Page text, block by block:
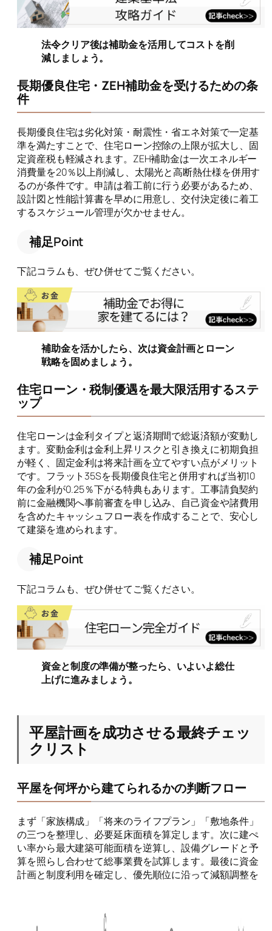
法令クリア後は補助金を活用してコストを削
減しましょう。
長期優良住宅・ZEH補助金を受けるための条
件
長期優良住宅は劣化対策・耐震性・省エネ対策で一定基
準を満たすことで、住宅ローン控除の上限が拡大し、固
定資産税も軽減されます。ZEH補助金は一次エネルギー
消費量を20％以上削減し、太陽光と高断熱仕様を併用す
るのが条件です。申請は着工前に行う必要があるため、
設計図と性能計算書を早めに用意し、交付決定後に着工
するスケジュール管理が欠かせません。
補足Point
下記コラムも、ぜひ併せてご覧ください。
補助金を活かしたら、次は資金計画とローン
戦略を固めましょう。
住宅ローン・税制優遇を最大限活用するステ
ップ
住宅ローンは金利タイプと返済期間で総返済額が変動し
ます。変動金利は金利上昇リスクと引き換えに初期負担
が軽く、固定金利は将来計画を立てやすい点がメリット
です。フラット35Sを長期優良住宅と併用すれば当初10
年の金利が0.25％下がる特典もあります。工事請負契約
前に金融機関へ事前審査を申し込み、自己資金や諸費用
を含めたキャッシュフロー表を作成することで、安心し
て建築を進められます。
補足Point
下記コラムも、ぜひ併せてご覧ください。
資金と制度の準備が整ったら、いよいよ総仕
上げに進みましょう。
平屋計画を成功させる最終チェッ
クリスト
平屋を何坪から建てられるかの判断フロー
まず「家族構成」「将来のライフプラン」「敷地条件」
の三つを整理し、必要延床面積を算定します。次に建ぺ
い率から最大建築可能面積を逆算し、設備グレードと予
算を照らし合わせて総事業費を試算します。最後に資金
計画と制度利用を確定し、優先順位に沿って減額調整を